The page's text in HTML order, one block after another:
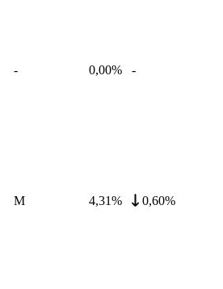
- 0,00% -
M 4,31% 0,60%